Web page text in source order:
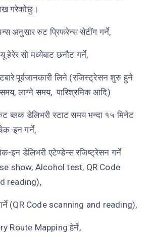
गरेकोछु।
अनुसार रुट प्रिफरेन्स सेटींग गर्ने,
हेरेर सो मध्येबाट छनौट गर्ने,
पूर्वजानकारी लिने (रजिस्ट्रेसन शुरु हुने
लाग्ने समय, पारिश्रमिक आदि)
ब्लक डेलिभरी स्टाट समय भन्दा १५ मिनेट
इन गर्ने,
इन डेलिभरी एटेण्डेन्स रजिष्ट्रेसन गर्ने
show, Alcohol test, QR Code
reading),
(QR Code scanning and reading),
Route Mappingहेर्ने,